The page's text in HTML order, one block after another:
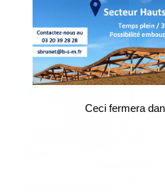
Maître d’ouvrage : Vois
Maître d’oeuvre : LEMAY –
Ceci fermera